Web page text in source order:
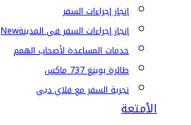
إنجاز إجراءات السفر
إنجاز إجراءات السفر في المدينةNew
خدمات المساعدة لأصحاب الهمم
طائرة بوينغ 737 ماكس
تجربة السفر مع فلاي دبي
الأمتعة